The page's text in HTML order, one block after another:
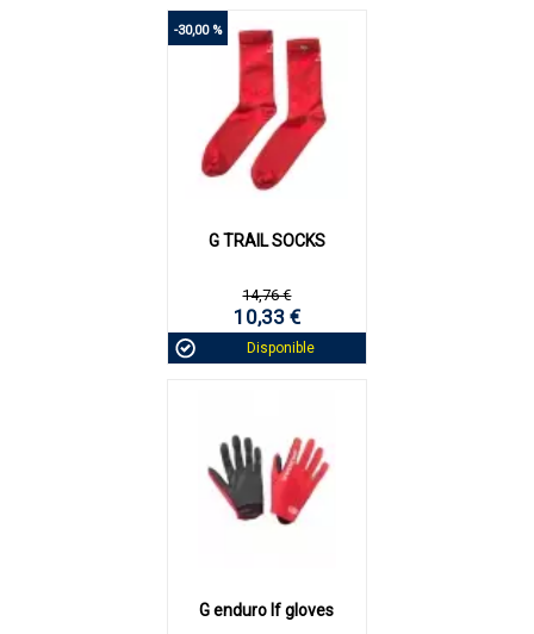
-30,00 %
G TRAIL SOCKS
14,76 €
10,33 €
Disponible
G enduro lf gloves